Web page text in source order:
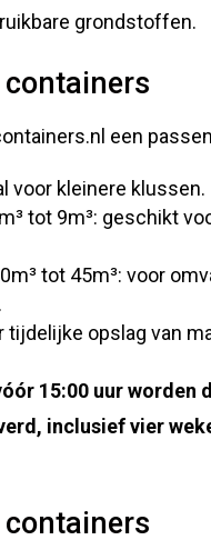
grondstoffen.
containers
een
voor kleinere klussen.
tot 9m³: geschikt
tot 45m³: voor
tijdelijke opslag van
15:00 uur worden
inclusief vier